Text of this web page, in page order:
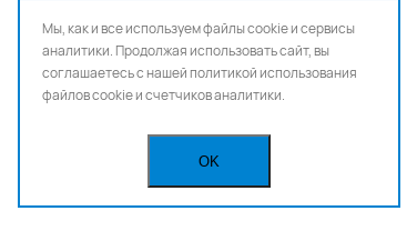
Мы, как и все используем файлы cookie и сервисы
аналитики. Продолжая использовать сайт, вы
соглашаетесь с нашейполитикой использования
файлов cookie и счетчиков аналитики.
OK